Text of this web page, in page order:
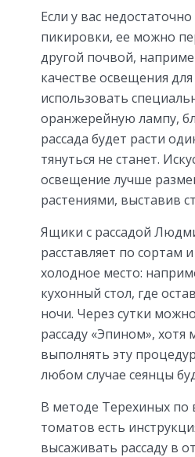
Если у вас
пикировки, ее можно
другой почвой,
качестве освещения
использовать
оранжерейную лампу,
рассада будет расти
тянуться не станет.
освещение лучше
растениями, выставив
Ящики с рассадой
расставляет по сортам
холодное место:
кухонный стол, где
ночи. Через сутки
рассаду «Эпином», хотя
выполнять эту
любом случае сеянцы
В методе Терехиных
томатов есть
высаживать рассаду в